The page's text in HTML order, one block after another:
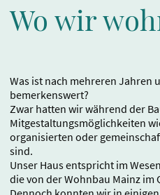
Wo wir
Was ist nach mehreren Jahren
bemerkenswert?
Zwar hatten wir während der
Mitgestaltungsmöglichkeiten
organisierten oder
sind.
Unser Haus entspricht im
die von der Wohnbau Mainz